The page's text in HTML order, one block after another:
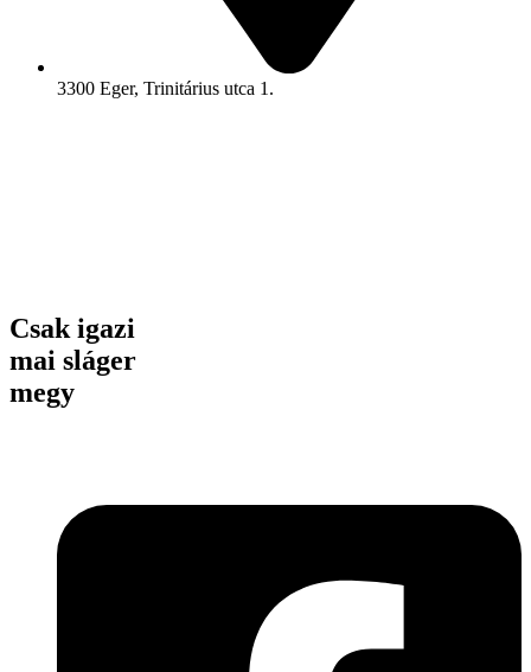
3300 Eger, Trinitárius utca 1.
Csak igazi
mai sláger
megy